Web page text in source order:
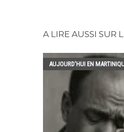
A LIRE AUSSI SUR
AUJOURD'HUI EN